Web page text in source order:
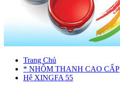
Trang Chủ
* NHÔM THANH CAO CẤP
Hệ XINGFA 55